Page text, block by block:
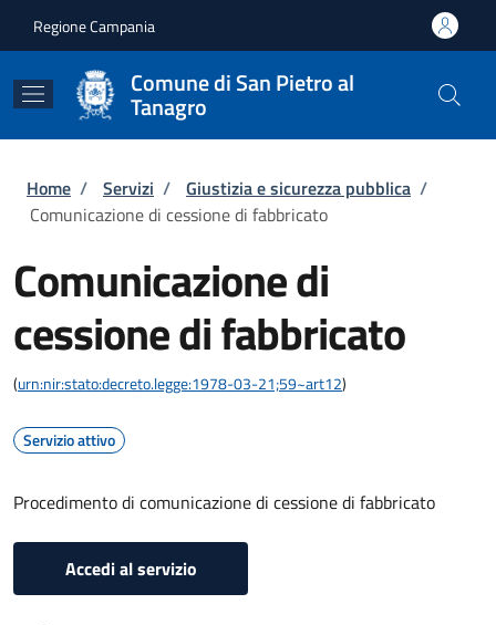
Regione Campania
Comune di San Pietro al
Tanagro
Briciole di pane
Home / Servizi / Giustizia e sicurezza pubblica /
Comunicazione di cessione di fabbricato
Comunicazione di
cessione di fabbricato
(urn:nir:stato:decreto.legge:1978-03-21;59~art12)
Servizio attivo
Procedimento di comunicazione di cessione di fabbricato
Accedi al servizio